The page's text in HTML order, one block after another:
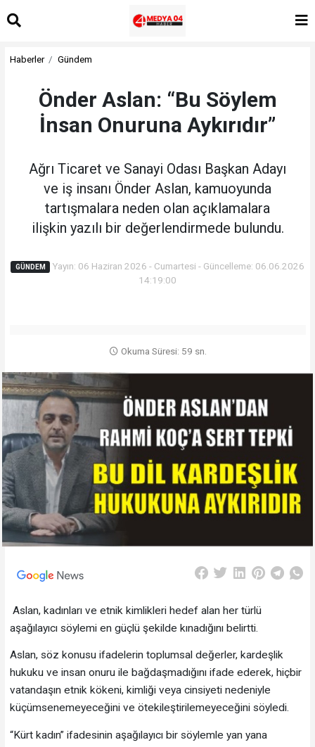
Haberler Gündem
Önder Aslan: “Bu Söylem
İnsan Onuruna Aykırıdır”
Ağrı Ticaret ve Sanayi Odası Başkan Adayı
ve iş insanı Önder Aslan, kamuoyunda
tartışmalara neden olan açıklamalara
ilişkin yazılı bir değerlendirmede bulundu.
GÜNDEM
Yayın: 06 Haziran 2026 - Cumartesi - Güncelleme: 06.06.2026
14:19:00
Okuma Süresi: 59 sn.
Aslan, kadınları ve etnik kimlikleri hedef alan her türlü
aşağılayıcı söylemi en güçlü şekilde kınadığını belirtti.
Aslan, söz konusu ifadelerin toplumsal değerler, kardeşlik
hukuku ve insan onuru ile bağdaşmadığını ifade ederek, hiçbir
vatandaşın etnik kökeni, kimliği veya cinsiyeti nedeniyle
küçümsenemeyeceğini ve ötekileştirilemeyeceğini söyledi.
“Kürt kadın” ifadesinin aşağılayıcı bir söylemle yan yana